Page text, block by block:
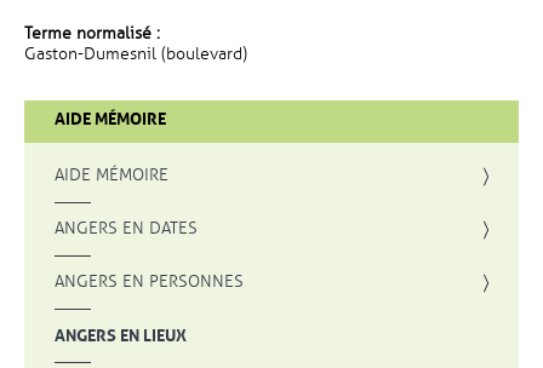
Terme normalisé :
Gaston-Dumesnil (boulevard)
AIDE MÉMOIRE
AIDE MÉMOIRE
ANGERS EN DATES
ANGERS EN PERSONNES
ANGERS EN LIEUX